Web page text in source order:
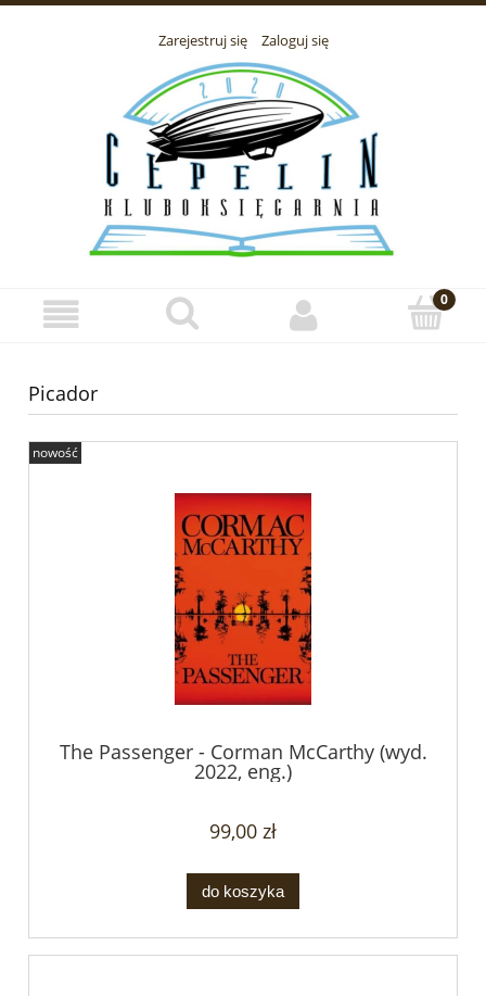
Zarejestruj się Zaloguj się
Picador
The Passenger - Corman McCarthy (wyd.
2022, eng.)
99,00 zł
do koszyka
nowość